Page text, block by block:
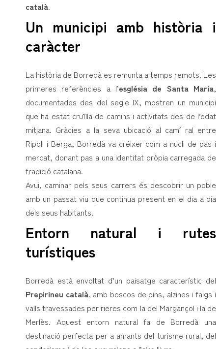
català.
Un municipi amb història i
caràcter
La història de Borredà es remunta a temps remots. Les
primeres referències a l’església de Santa Maria,
documentades des del segle IX, mostren un municipi
que ha estat cruïlla de camins i activitats des de l’edat
mitjana. Gràcies a la seva ubicació al camí ral entre
Ripoll i Berga, Borredà va créixer com a nucli de pas i
mercat, donant pas a una identitat pròpia carregada de
tradició catalana.
Avui, caminar pels seus carrers és descobrir un poble
amb un passat viu que continua present en el dia a dia
dels seus habitants.
Entorn natural i rutes
turístiques
Borredà està envoltat d’un paisatge característic del
Prepirineu català, amb boscos de pins, alzines i faigs i
valls travessades per rieres com la del Margançol i la de
Merlès. Aquest entorn natural fa de Borredà una
destinació perfecta per a amants del turisme rural, del